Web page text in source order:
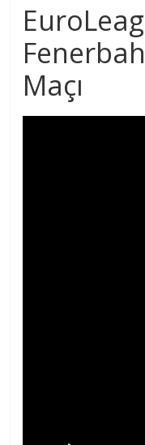
Maçı